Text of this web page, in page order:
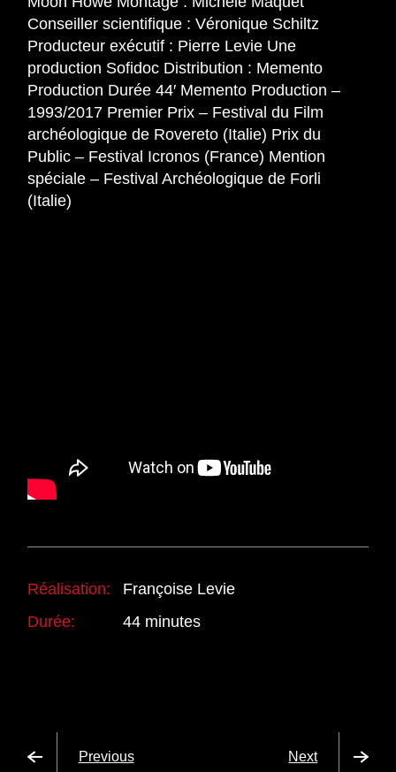
Conseiller scientifique : Véronique Schiltz
Producteur exécutif : Pierre Levie Une
production Sofidoc Distribution : Memento
Production Durée 44′ Memento Production –
1993/2017 Premier Prix – Festival du Film
archéologique de Rovereto (Italie) Prix du
Public – Festival Icronos (France) Mention
spéciale – Festival Archéologique de Forli
(Italie)
Réalisation:
Françoise Levie
Durée:
44 minutes
Previous Next